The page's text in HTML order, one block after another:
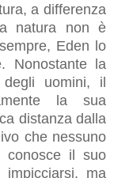
a differenza
natura non è
Eden lo
Nonostante la
uomini, il
la sua
distanza dalla
che nessuno
conosce il suo
ma